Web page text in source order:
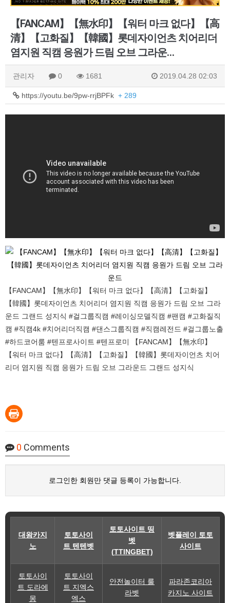
【FANCAM】【無水印】【워터 마크 없다】【高
清】【고화질】【韓國】롯데자이언츠 치어리더
염지원 직캠 응원가 드림 오브 그라운…
관리자 0 1681 2019.04.28 02:03
https://youtu.be/9pw-rrjBPFk + 289
【FANCAM】【無水印】【워터 마크 없다】【高清】【고화질】
【韓國】롯데자이언츠 치어리더 염지원 직캠 응원가 드림 오브 그라
운드 그랜드 성지식 #걸그룹직캠 #레이싱모델직캠 #팬캠 #고화질직
캠 #직캠4k #치어리더직캠 #댄스그룹직캠 #직캠레전드 #걸그룹노출
#하드코어룸 #텐프로사이트 #텐프로미 【FANCAM】【無水印】
【워터 마크 없다】【高清】【고화질】【韓國】롯데자이언츠 치어
리더 염지원 직캠 응원가 드림 오브 그라운드 그랜드 성지식
0 Comments
로그인한 회원만 댓글 등록이 가능합니다.
대왕카지
노
토토사이
트 텐텐벳
토토사이트 띵
벳
(TTINGBET)
벳플레이 토토
사이트
토토사이
트 도라에
몽
토토사이
트 지엑스
엑스
안전놀이터 룰
라벳
파라존코리아
카지노 사이트